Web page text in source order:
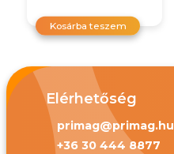
Kosárba teszem
Elérhetőség
primag@primag.hu
+36 30 444 8877